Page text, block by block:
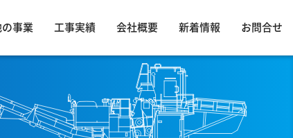
事業 工事実績 会社概要 新着情報 お問合せ